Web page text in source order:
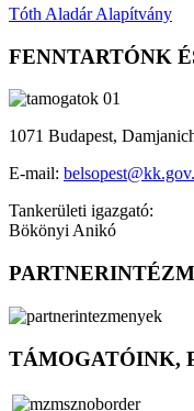
Tóth Aladár Alapítvány
FENNTARTÓNK
1071 Budapest,
E-mail:
Tankerületi igazgató:
Bökönyi Anikó
TÁMOGATÓINK,